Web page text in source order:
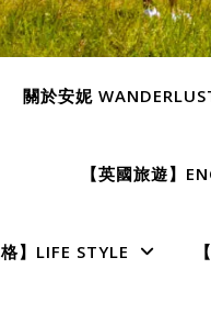
關於安妮
【英國旅遊】
格】LIFE STYLE